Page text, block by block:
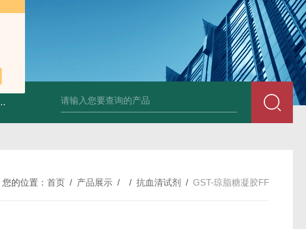
FITC标记小鼠抗His tag 组织细胞固定液（8％，PFA） 总胆汁酸（TBA）质
您的位置： 首页 / 产品展示 / / 抗血清试剂 / GST-琼脂糖凝胶FF